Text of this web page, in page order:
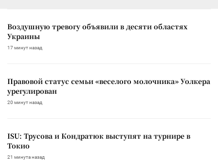
Воздушную тревогу объявили в десяти областях
Украины
17 минут назад
Правовой статус семьи «веселого молочника» Уолкера
урегулирован
20 минут назад
ISU: Трусова и Кондратюк выступят на турнире в
Токио
21 минута назад